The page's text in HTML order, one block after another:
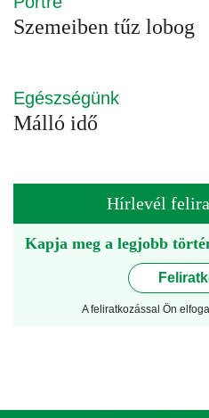
Szemeiben tűz lobog
Egészségünk
Málló idő
Hírlevél
Kapja meg a legjobb
A feliratkozással Ön